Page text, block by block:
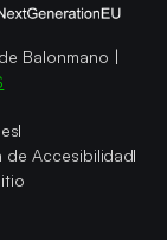
Balonmano |
de Accesibilidad